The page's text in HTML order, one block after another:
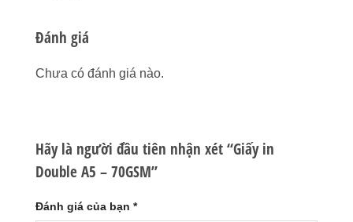
Đánh giá
Chưa có đánh giá nào.
Hãy là người đầu tiên nhận xét “Giấy in
Double A5 – 70GSM”
Đánh giá của bạn *